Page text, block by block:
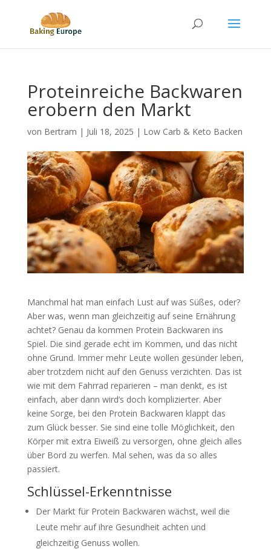
Proteinreiche Backwaren
erobern den Markt
von Bertram | Juli 18, 2025 | Low Carb & Keto Backen
Manchmal hat man einfach Lust auf was Süßes, oder?
Aber was, wenn man gleichzeitig auf seine Ernährung
achtet? Genau da kommen Protein Backwaren ins
Spiel. Die sind gerade echt im Kommen, und das nicht
ohne Grund. Immer mehr Leute wollen gesünder leben,
aber trotzdem nicht auf den Genuss verzichten. Das ist
wie mit dem Fahrrad reparieren – man denkt, es ist
einfach, aber dann wird’s doch komplizierter. Aber
keine Sorge, bei den Protein Backwaren klappt das
zum Glück besser. Sie sind eine tolle Möglichkeit, den
Körper mit extra Eiweiß zu versorgen, ohne gleich alles
über Bord zu werfen. Mal sehen, was da so alles
passiert.
Schlüssel-Erkenntnisse
Der Markt für Protein Backwaren wächst, weil die
Leute mehr auf ihre Gesundheit achten und
gleichzeitig Genuss wollen.